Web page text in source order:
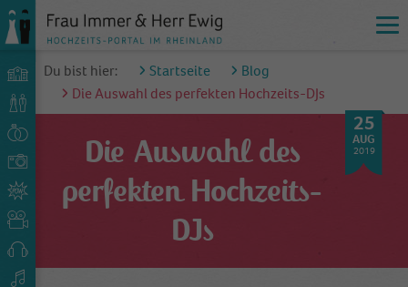
Du bist hier: Startseite
Blog
Die Auswahl des perfekten Hochzeits-DJs
Die Auswahl des
perfekten Hochzeits-
DJs
25
AUG
2019